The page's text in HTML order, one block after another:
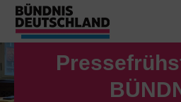
Sie befinden